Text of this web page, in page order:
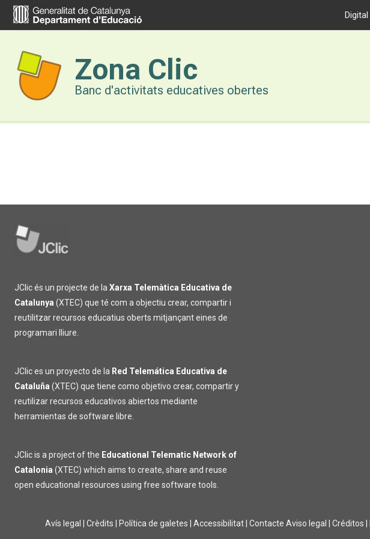
Vés
Digital
Zona Clic
Banc d'activitats educatives obertes
JClic és un projecte de la Xarxa Telemàtica Educativa de
Catalunya (XTEC) que té com a objectiu crear, compartir i
reutilitzar recursos educatius oberts mitjançant eines de
programari lliure.
JClic es un proyecto de la Red Telemática Educativa de
Cataluña (XTEC) que tiene como objetivo crear, compartir y
reutilizar recursos educativos abiertos mediante
herramientas de software libre.
JClic is a project of the Educational Telematic Network of
Catalonia (XTEC) which aims to create, share and reuse
open educational resources using free software tools.
Avís legal Crèdits Política de galetes Accessibilitat Contacte Aviso legal Créditos